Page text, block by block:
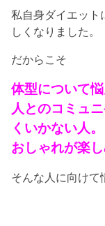
私自身ダイエット
しくなりました。
だからこそ
体型について悩
人とのコミュ
くいかない人。
おしゃれが楽し
そんな人に向けて